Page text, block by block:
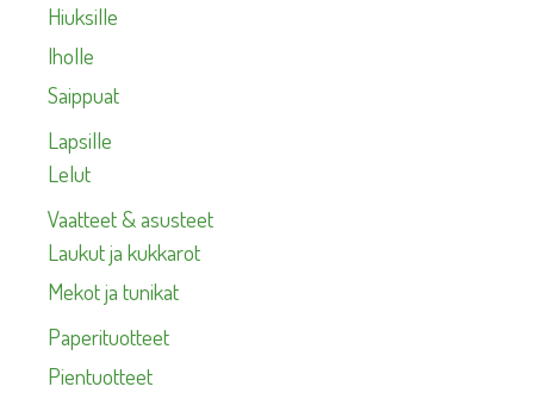
Hiuksille
Iholle
Saippuat
Lapsille
Lelut
Vaatteet & asusteet
Laukut ja kukkarot
Mekot ja tunikat
Paperituotteet
Pientuotteet